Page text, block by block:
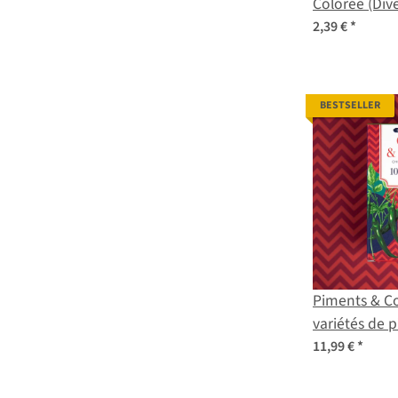
Variétés)
2,39 €*
BESTSELLER
Piments &
variétés de
pollinisées
11,99 €*